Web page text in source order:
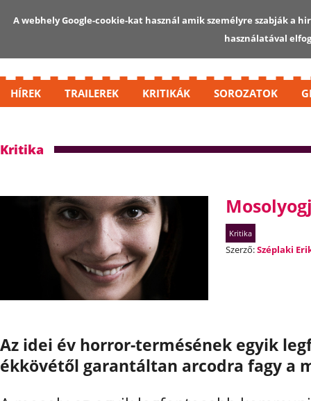
HÍREK TRAILEREK KRITIKÁK SOROZATOK
Kritika
Kritika
Szerző:Széplaki
Az idei év horror-termésének egyik
ékkövétől garantáltan arcodra fagy a
A webhely Google-cookie-kat használ amik személyre szabják a
használatával